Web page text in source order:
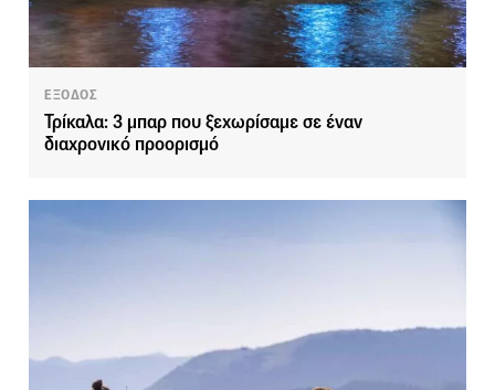
ΕΞΟΔΟΣ
Τρίκαλα: 3 μπαρ που ξεχωρίσαμε σε έναν
διαχρονικό προορισμό